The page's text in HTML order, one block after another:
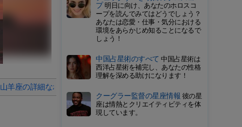
山羊座の詳細なホロスコープ
プ明日に向け、あなたのホロスコ
ープを読んでみてはどうでしょう？
あなたは恋愛・仕事・気分における
環境をあらかじめ知ることになるで
しょう！
中国占星術のすべて 中国占星術は
西洋占星術を補完し、あなたの性格
理解を深める助けになります！
クーグラー監督の星座情報彼の星
座は情熱とクリエイティビティを体
現しています。